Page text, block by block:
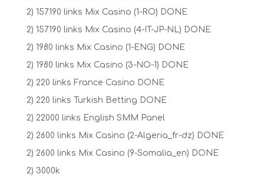
2) 157190 links Mix Casino (1-RO) DONE
2) 157190 links Mix Casino (4-IT-JP-NL) DONE
2) 1980 links Mix Casino (1-ENG) DONE
2) 1980 links Mix Casino (3-NO-1) DONE
2) 220 links France Casino DONE
2) 220 links Turkish Betting DONE
2) 22000 links English SMM Panel
2) 2600 links Mix Casino (2-Algeria_fr-dz) DONE
2) 2600 links Mix Casino (9-Somalia_en) DONE
2) 3000k